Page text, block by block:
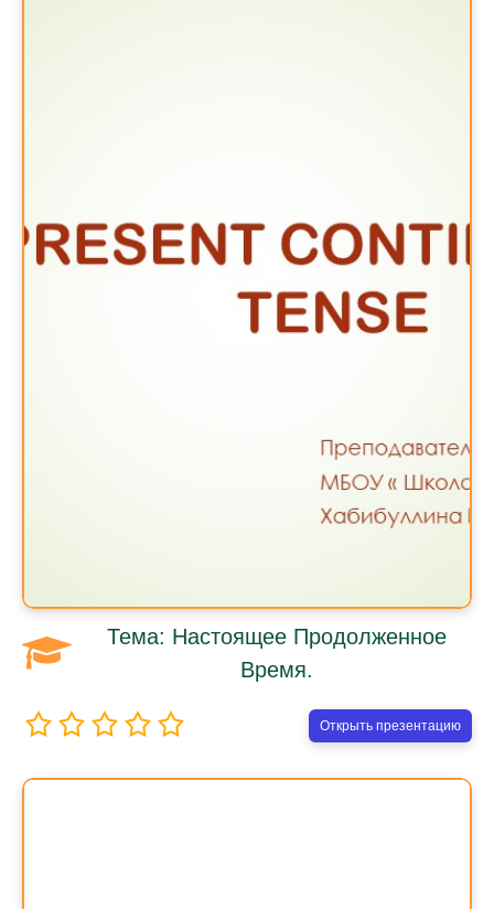
Тема: Настоящее Продолженное
Время.
Открыть презентацию